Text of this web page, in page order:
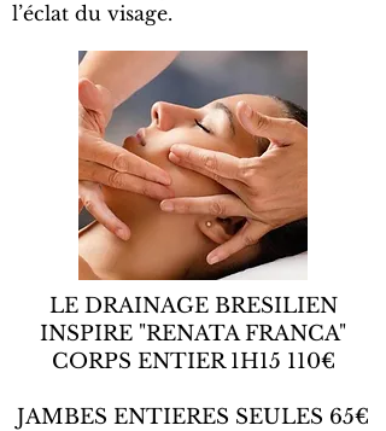
l’éclat du visage.
LE DRAINAGE BRESILIEN
INSPIRE "RENATA FRANCA"
CORPS ENTIER 1H15 110€
JAMBES ENTIERES SEULES 65€